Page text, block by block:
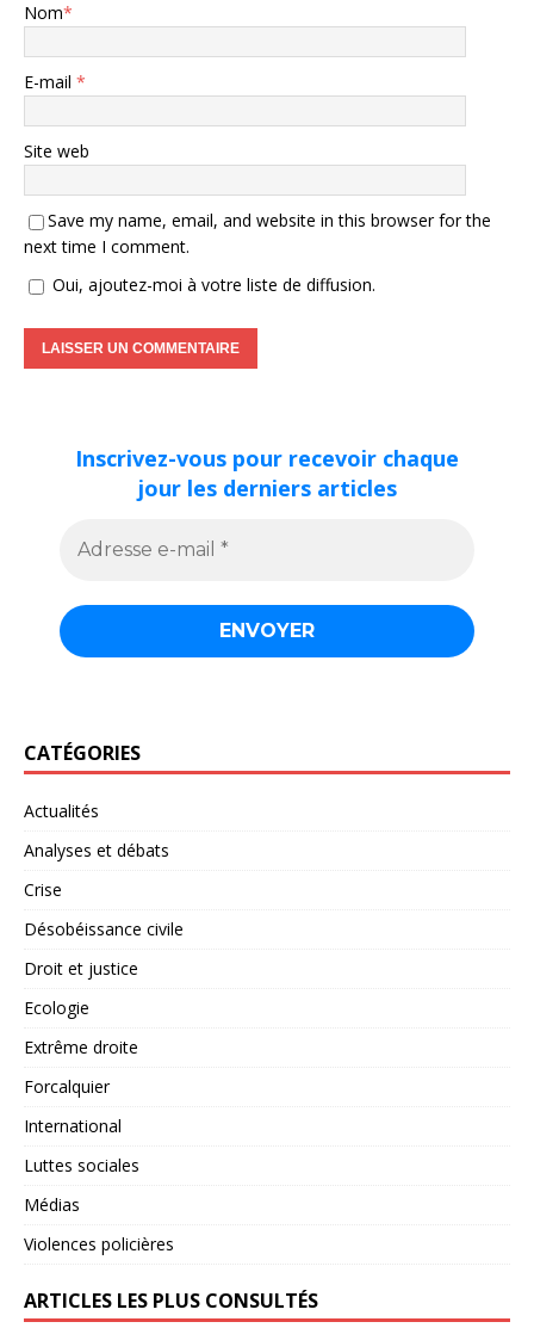
Nom*
E-mail *
Site web
Save my name, email, and website in this browser for the
next time I comment.
Oui, ajoutez-moi à votre liste de diffusion.
Inscrivez-vous pour recevoir chaque
jour les derniers articles
CATÉGORIES
Actualités
Analyses et débats
Crise
Désobéissance civile
Droit et justice
Ecologie
Extrême droite
Forcalquier
International
Luttes sociales
Médias
Violences policières
ARTICLES LES PLUS CONSULTÉS